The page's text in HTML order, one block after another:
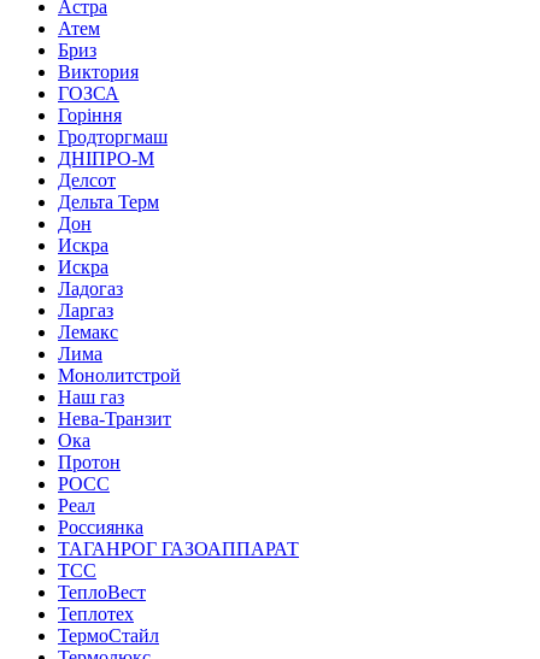
Астра
Атем
Бриз
Виктория
ГОЗСА
Горіння
Гродторгмаш
ДНІПРО-М
Делсот
Дельта Терм
Дон
Искра
Искра
Ладогаз
Ларгаз
Лемакс
Лима
Монолитстрой
Наш газ
Нева-Транзит
Ока
Протон
РОСС
Реал
Россиянка
ТАГАНРОГ ГАЗОАППАРАТ
ТСС
ТеплоВест
Теплотех
ТермоСтайл